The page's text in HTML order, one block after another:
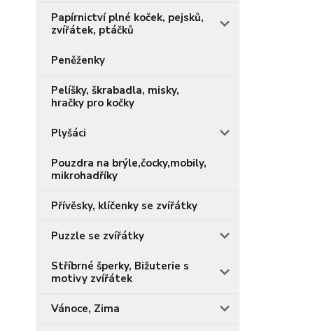
Papírnictví plné koček, pejsků,
zvířátek, ptáčků
Peněženky
Pelíšky, škrabadla, misky,
hračky pro kočky
Plyšáci
Pouzdra na brýle,čocky,mobily,
mikrohadříky
Přívěsky, klíčenky se zvířátky
Puzzle se zvířátky
Stříbrné šperky, Bižuterie s
motivy zvířátek
Vánoce, Zima